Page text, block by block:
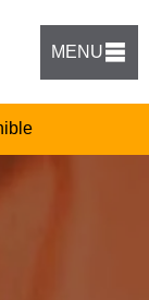
MENU